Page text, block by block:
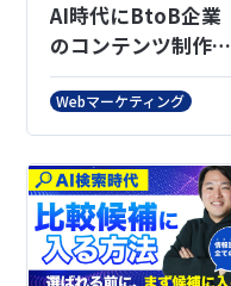
AI時代にBtoB企業
のコンテンツ制作は
どう変わるのか
Webマーケティング